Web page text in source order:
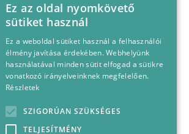
ADATOK –
HUNGARIAN
Ez az oldal nyomkövető
sütiket használ
Ez a weboldal sütiket használ a felhasználói
élmény javítása érdekében. Webhelyünk
használatával minden sütit elfogad a sütikre
vonatkozó irányelveinknek megfelelően.
Részletek
SZIGORÚAN SZÜKSÉGES
TELJESÍTMÉNY